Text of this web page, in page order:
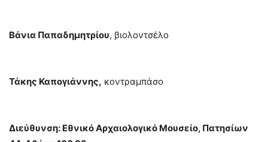
Βάνια Παπαδημητρίου, βιολοντσέλο
Τάκης Καπογιάννης, κοντραμπάσο
Διεύθυνση: Εθνικό Αρχαιολογικό Μουσείο, Πατησίων